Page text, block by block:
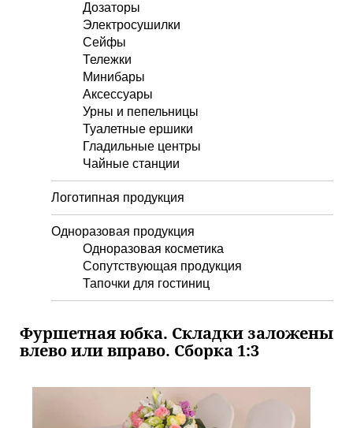
Дозаторы
Электросушилки
Сейфы
Тележки
Минибары
Аксессуары
Урны и пепельницы
Туалетные ершики
Гладильные центры
Чайные станции
Логотипная продукция
Одноразовая продукция
Одноразовая косметика
Сопутствующая продукция
Тапочки для гостиниц
Фуршетная юбка. Складки заложены
влево или вправо. Сборка 1:3